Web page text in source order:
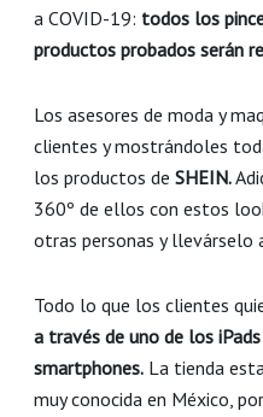
a COVID-19: todos los
productos probados serán
Los asesores de moda y
clientes y mostrándoles
los productos de SHEIN.
360º de ellos con estos
otras personas y llevárselo
Todo lo que los clientes
a través de uno de los
smartphones. La tienda
muy conocida en México,